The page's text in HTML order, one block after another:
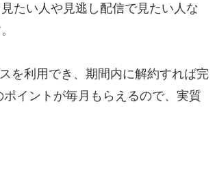
たい人や見逃し配信で見たい人な
を利用でき、期間内に解約すれば完
イントが毎月もらえるので、実質